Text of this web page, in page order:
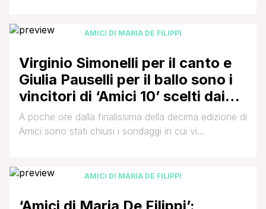
AMICI DI MARIA DE FILIPPI
Virginio Simonelli per il canto e
Giulia Pauselli per il ballo sono i
vincitori di ‘Amici 10’ scelti dai
nostri utenti
A poche ore dalla finalissima della decima edizione di
Amici sono stati chiusi i sondaggi in cui vi
ed in quella del ballo. Eccovi i dati finali: Chi merita di
votanti 3568) Chi merita di [']
AMICI DI MARIA DE FILIPPI